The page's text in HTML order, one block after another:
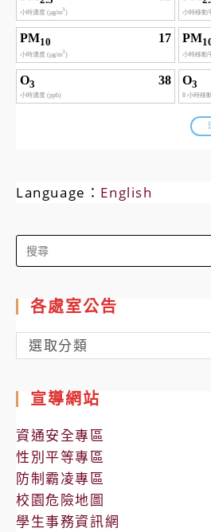
Language： English
Search
for:
各處室公告
各
處
公
告
選取分類
宣導網站
資通安全專區
性別平等專區
防制霸凌專區
校園危險地圖
學生事務資訊網